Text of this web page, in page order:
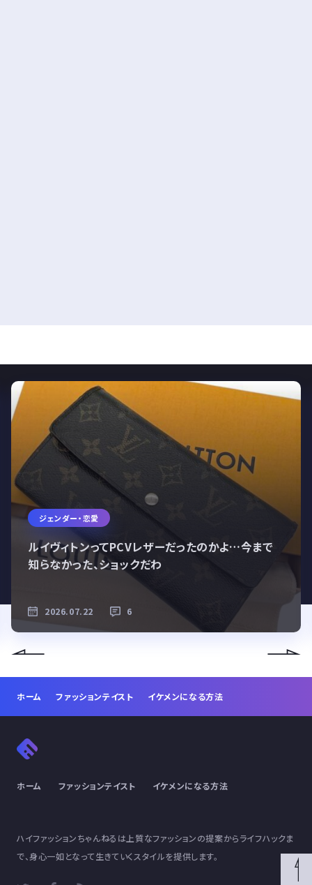
ジェンダー・恋愛
ルイヴィトンってPCVレザーだったのかよ…今まで
知らなかった、ショックだわ
2026.07.22 6
ホーム ファッションテイスト イケメンになる方法
ホーム ファッションテイスト イケメンになる方法
ハイファッションちゃんねるは上質なファッションの提案からライフハックま
で、身心一如となって生きていくスタイルを提供します。